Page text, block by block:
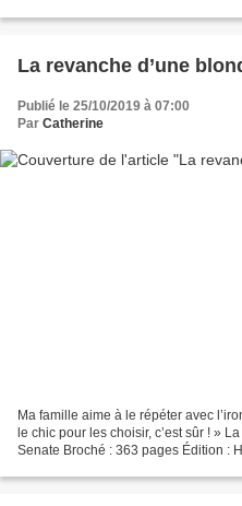
Publié le 25/10/2019 à 07:00
Par Catherine
Ma famille aime à le répéter avec
le chic pour les choisir, c’est sûr ! »
Senate Broché : 363 pages Édition :